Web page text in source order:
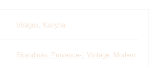
Virágok, Konyha
Skandináv, Provence-i, Vintage, Modern